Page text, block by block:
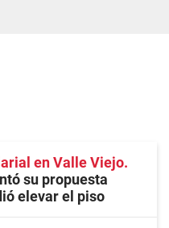
en Valle Viejo
su propuesta
elevar el piso